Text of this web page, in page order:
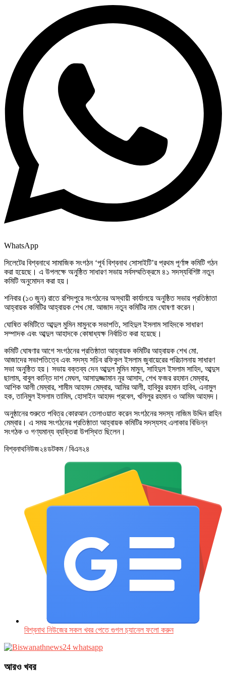
WhatsApp
সিলেটের বিশ্বনাথে সামাজিক সংগঠন ‘পূর্ব বিশ্বনাথ সোসাইটি’র প্রথম পূর্ণাঙ্গ কমিটি গঠন
করা হয়েছে। এ উপলক্ষে অনুষ্ঠিত সাধারণ সভায় সর্বসম্মতিক্রমে ৪১ সদস্যবিশিষ্ট নতুন
কমিটি অনুমোদন করা হয়।
শনিবার (১৩ জুন) রাতে রশিদপুরে সংগঠনের অস্থায়ী কার্যালয়ে অনুষ্ঠিত সভায় প্রতিষ্ঠাতা
আহ্বায়ক কমিটির আহ্বায়ক শেখ মো. আজাদ নতুন কমিটির নাম ঘোষণা করেন।
ঘোষিত কমিটিতে আব্দুল মুমিন মামুনকে সভাপতি, সাহিদুল ইসলাম সাহিদকে সাধারণ
সম্পাদক এবং আব্দুল আহাদকে কোষাধ্যক্ষ নির্বাচিত করা হয়েছে।
কমিটি ঘোষণার আগে সংগঠনের প্রতিষ্ঠাতা আহ্বায়ক কমিটির আহ্বায়ক শেখ মো.
আজাদের সভাপতিত্বে এবং সদস্য সচিব রফিকুল ইসলাম জুবায়েরের পরিচালনায় সাধারণ
সভা অনুষ্ঠিত হয়। সভায় বক্তব্য দেন আব্দুল মুমিন মামুন, সাহিদুল ইসলাম সাহিদ, আব্দুস
ছালাম, বাবুল কান্তি দাশ মেঘল, আসাদুজ্জামান নূর আসাদ, শেখ ফজর রহমান মেম্বার,
আশিক আলী মেম্বার, শামীম আহমদ মেম্বার, আমির আলী, হাবিবুর রহমান হাবিব, এনামুল
হক, তানিমুল ইসলাম তামিম, হোসাইন আহমদ প্রবেল, খলিলুর রহমান ও আমিম আহমদ।
অনুষ্ঠানের শুরুতে পবিত্র কোরআন তেলাওয়াত করেন সংগঠনের সদস্য নাজিম উদ্দিন রাহিন
মেম্বার। এ সময় সংগঠনের প্রতিষ্ঠাতা আহ্বায়ক কমিটির সদস্যসহ এলাকার বিভিন্ন
সংগঠক ও গণ্যমান্য ব্যক্তিরা উপস্থিত ছিলেন।
বিশ্বনাথনিউজ২৪ডটকম / বিএন২৪
বিশ্বনাথ নিউজের সকল খবর পেতে গুগল চ‌্যানেল ফলো করুন
আরও খবর